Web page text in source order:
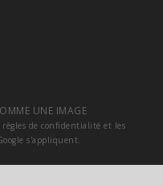
UNE IMAGE
règles de confidentialité et les
s'appliquent.